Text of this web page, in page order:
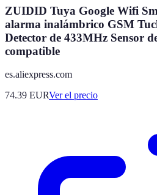
ZUIDID Tuya Google Wifi
alarma inalámbrico GSM
Detector de 433MHz Sensor
compatible
es.aliexpress.com
74.39 EURVer el precio